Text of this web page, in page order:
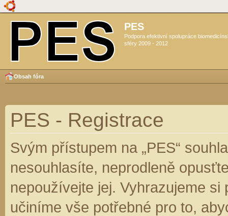
PES
Podpora efektivní spolupráce
sféry 2009 - 2012
Obsah fóra
PES - Registrace
Svým přístupem na „PES“
nesouhlasíte, neprodleně
nepoužívejte jej. Vyhrazujeme
učiníme vše potřebné pro to,